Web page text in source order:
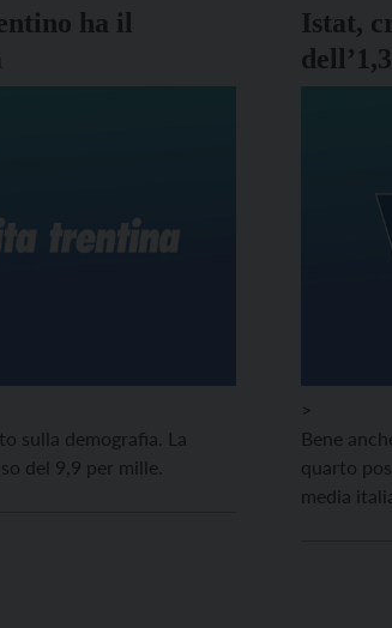
ha il
sulla demografia. La
del 9,9 per mille.
Istat,
>
Bene
quarto
media